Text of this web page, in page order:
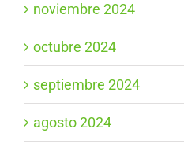
noviembre 2024
octubre 2024
septiembre 2024
agosto 2024